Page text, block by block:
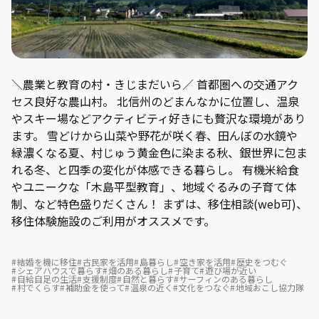
＼農業と教育の村・きじまだいら／ 首都圏への交通アク
セス良好な農山村。 北信州のどまんなかに位置し、温泉
やスキー場などアクティビティ好きにも贅沢な環境があり
ます。 雪どけから山菜や野花が咲く春、田んぼの水鏡や
緑濃くなる夏、村じゅう黄金色に染まる秋、銀世界に包ま
れる冬、と四季の変化が体感できる暮らし。 有機米給食
やユニークな「木島平型教育」、地域ぐるみの子育て体
制、など特色盛りだくさん！ まずは、移住相談(web可)、
移住体験施設のご利用がオススメです。
結婚を機に移住 古民家を活用 島暮らし 空き家を活用 歴史をつむぐ
シェアハウスで暮らす 畑のある暮らし 子育て 遊び場が近い
自給自足の生活 支援制度 自然と暮らす サーフィンのある暮らし
村でくらす 補助金を使って 温泉の近く 文化をつなぐ 地域おこし協力隊